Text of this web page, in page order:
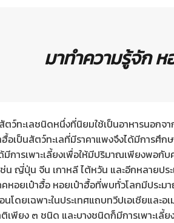
มาทำความรู้จัก ห
ตว์ทะเลชนิดหนึ่งที่นิยมใช้เป็นอาหารนอกจ
ฮื้อเป็นสัตว์ทะเลที่มีราคาแพงจึงได้มีการศึก
มีการเพาะเลี้ยงเพื่อให้มีปริมาณเพียงพอกั
ช่น ญี่ปุ่น จีน เกาหลี ไต้หวัน และอีกหลายปร
หอยเป๋าฮื้อ หอยเป๋าฮื้อที่พบทั่วโลกมีประ
โดยเฉพาะในประเทศแถบทวีปเอเชียและ
เพียง ๓ ชนิด และบางชนิดก็มีการเพาะเลี้ย